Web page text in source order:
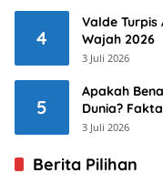
4
Valde
Wajah 2026
3 Juli 2026
5
Apakah
Dunia?
3 Juli 2026
Berita Pilihan